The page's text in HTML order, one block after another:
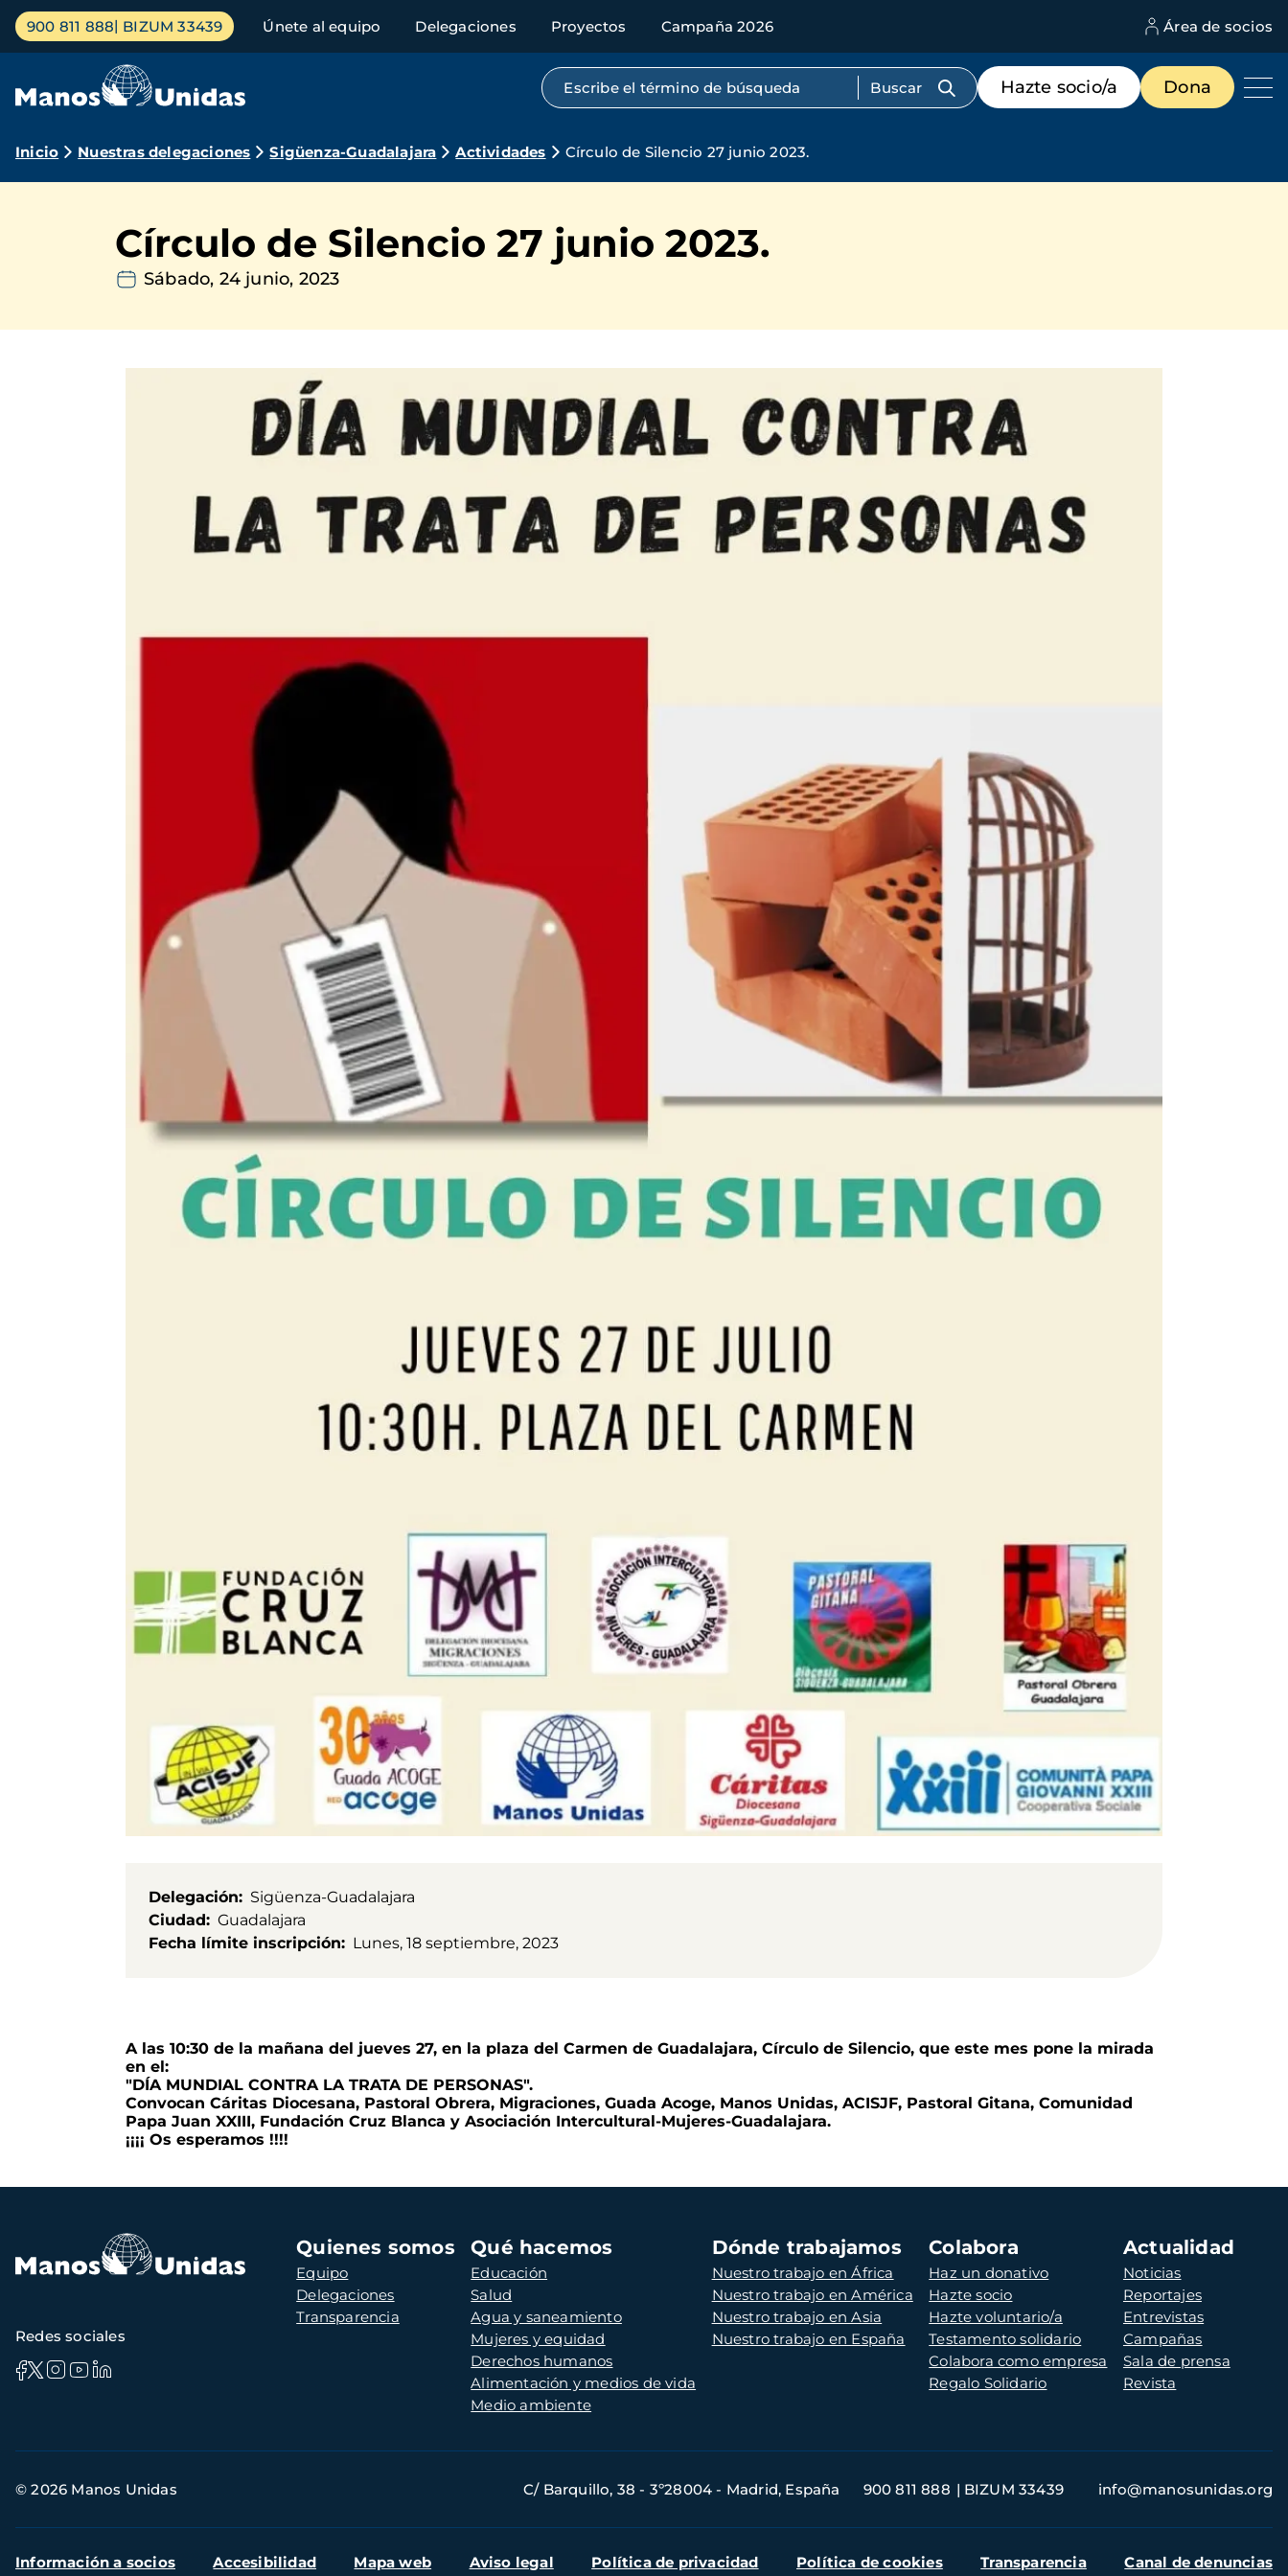
Pasar
contenido
Menú
principal
900 811 888 BIZUM 33439 Únete al equipo Delegaciones Proyectos Campaña 2026 Área de socios
Búsqueda por texto completo
Menú
de
destacados
Hazte socio/a Dona
Ruta
navegación
Inicio Nuestras delegaciones Sigüenza-Guadalajara Actividades Círculo de Silencio 27 junio 2023.
Círculo de Silencio 27 junio 2023.
Sábado, 24 junio, 2023
Delegación
Sigüenza-Guadalajara
Ciudad
Guadalajara
Fecha límite inscripción
Lunes, 18 septiembre, 2023
A las 10:30 de la mañana del jueves 27, en la plaza del Carmen de Guadalajara, Círculo de Silencio, que este mes pone la mirada
en el:
"DÍA MUNDIAL CONTRA LA TRATA DE PERSONAS".
Convocan Cáritas Diocesana, Pastoral Obrera, Migraciones, Guada Acoge, Manos Unidas, ACISJF, Pastoral Gitana, Comunidad
Papa Juan XXIII, Fundación Cruz Blanca y Asociación Intercultural-Mujeres-Guadalajara.
¡¡¡¡ Os esperamos !!!!
Navegación
principal
Quienes somos
Equipo
Delegaciones
Transparencia
Qué hacemos
Educación
Salud
Agua y saneamiento
Mujeres y equidad
Derechos humanos
Alimentación y medios de vida
Medio ambiente
Dónde trabajamos
Nuestro trabajo en África
Nuestro trabajo en América
Nuestro trabajo en Asia
Nuestro trabajo en España
Colabora
Haz un donativo
Hazte socio
Hazte voluntario/a
Testamento solidario
Colabora como empresa
Regalo Solidario
Actualidad
Noticias
Reportajes
Entrevistas
Campañas
Sala de prensa
Revista
Redes sociales
de
© 2026 Manos Unidas C/ Barquillo, 38 - 3º28004 - Madrid, España 900 811 888 BIZUM 33439 info@manosunidas.org
Menú
Información a socios Accesibilidad Mapa web Aviso legal Política de privacidad Política de cookies Transparencia Canal de denuncias